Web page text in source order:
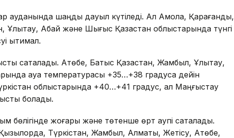
ауданында шаңды дауыл күтіледі. Ал Ақмола, Қарағанды,
Ұлытау, Абай және Шығыс Қазақстан облыстарында түнгі
ықтимал.
сақталады. Ақтөбе, Батыс Қазақстан, Жамбыл, Ұлытау,
ауа температурасы +35…+38 градусқа дейін
облыстарында +40…+41 градус, ал Маңғыстау
болады.
бөлігінде жоғары және төтенше өрт қаупі сақталады.
Түркістан, Жамбыл, Алматы, Жетісу, Ақтөбе,